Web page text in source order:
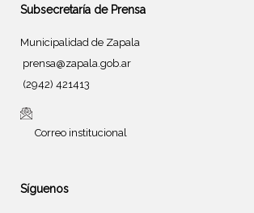
Subsecretaría de Prensa
Municipalidad de Zapala
prensa@zapala.gob.ar
(2942) 421413
Correo institucional
Síguenos